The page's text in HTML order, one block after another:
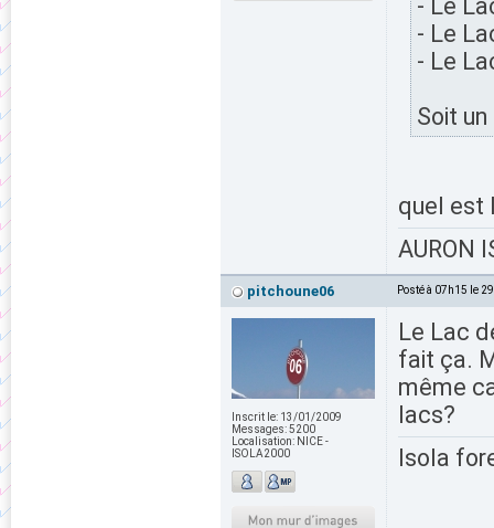
- Le
- Le
- Le
Soit
quel est
AURON
pitchoune06 Posté à 07h15 le
Inscrit le: 13/01/2009
Messages:5200
Localisation: NICE -
ISOLA2000
Le Lac
fait ça.
même
lacs?
Isola